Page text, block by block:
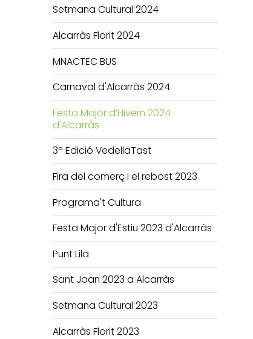
Setmana Cultural 2024
Alcarràs Florit 2024
MNACTEC BUS
Carnaval d'Alcarràs 2024
Festa Major d’Hivern 2024
d'Alcarràs
3ª Edició VedellaTast
Fira del comerç i el rebost 2023
Programa't Cultura
Festa Major d'Estiu 2023 d'Alcarràs
Punt Lila
Sant Joan 2023 a Alcarràs
Setmana Cultural 2023
Alcarràs Florit 2023